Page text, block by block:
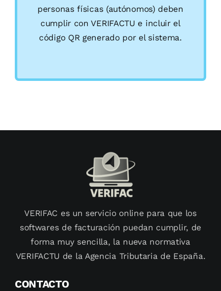
personas físicas (autónomos) deben
cumplir con VERIFACTU e incluir el
código QR generado por el sistema.
VERIFAC es un servicio online para que los
softwares de facturación puedan cumplir, de
forma muy sencilla, la nueva normativa
VERIFACTU de la Agencia Tributaria de España.
CONTACTO